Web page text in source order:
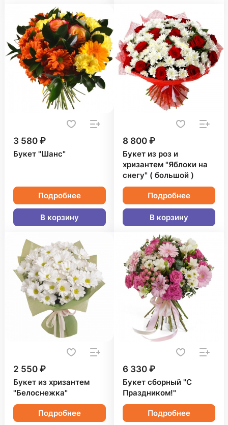
3 580 ₽
Букет "Шанс"
Подробнее
В корзину
8 800 ₽
Букет из роз и
хризантем "Яблоки на
снегу" ( большой )
Подробнее
В корзину
2 550 ₽
Букет из хризантем
"Белоснежка"
Подробнее
6 330 ₽
Букет сборный "С
Праздником!"
Подробнее